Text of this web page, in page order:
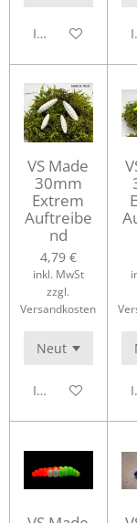
In den
VS Made
30mm
Extrem
Auftreibe
nd
4,79 €
inkl. MwSt
zzgl.
Versandkosten
In den